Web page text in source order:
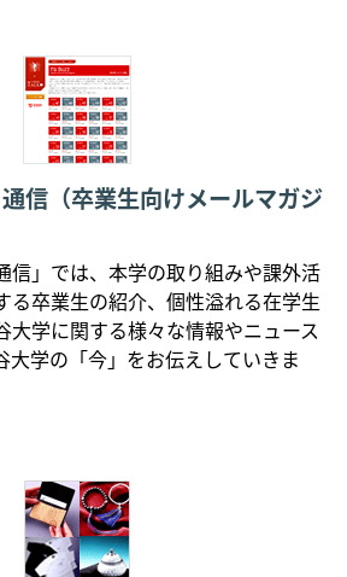
信（卒業生向けメールマガジ
信」では、本学の取り組みや課外活
る卒業生の紹介、個性溢れる在学生
大学に関する様々な情報やニュース
大学の「今」をお伝えしていきま